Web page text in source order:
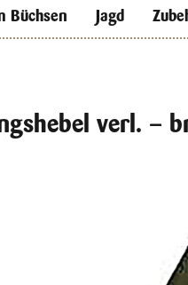
Büchsen Jagd
verl. –